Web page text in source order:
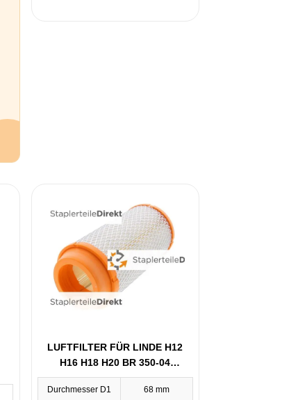
LUFTFILTER FÜR LINDE H12
H16 H18 H20 BR 350-04
(0009839002)
Durchmesser D1 68 mm